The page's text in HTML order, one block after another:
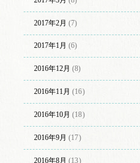
2017年2月 (7)
2017年1月 (6)
2016年12月 (8)
2016年11月 (16)
2016年10月 (18)
2016年9月 (17)
2016年8月 (13)